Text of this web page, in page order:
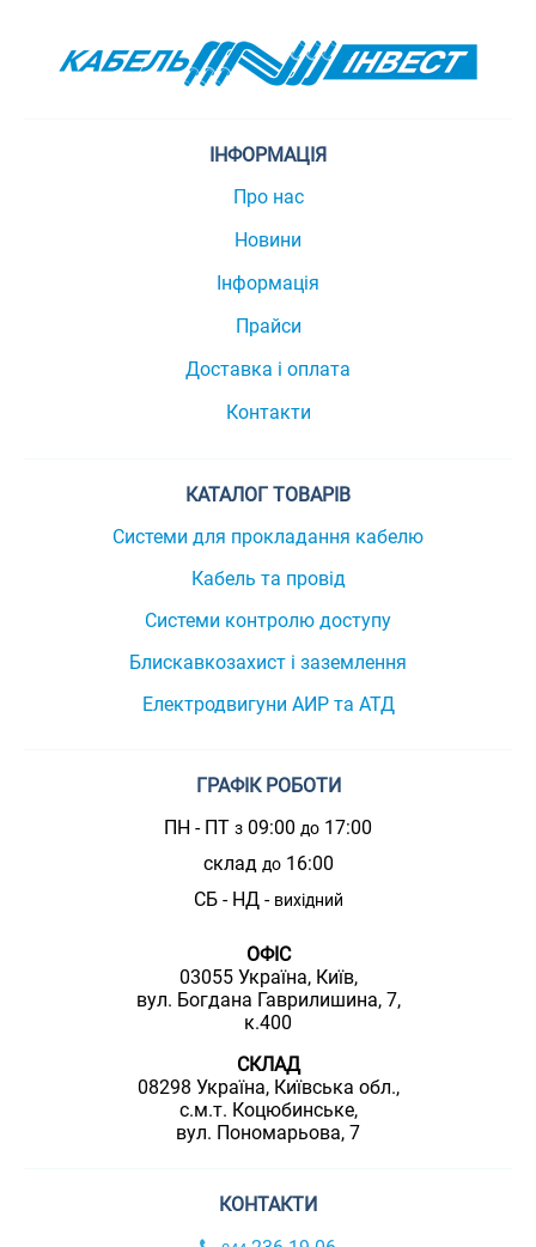
ІНФОРМАЦІЯ
Про нас
Новини
Інформація
Прайси
Доставка і оплата
Контакти
КАТАЛОГ ТОВАРІВ
Системи для прокладання кабелю
Кабель та провід
Системи контролю доступу
Блискавкозахист і заземлення
Електродвигуни АИР та АТД
ГРАФІК РОБОТИ
ПН - ПТ з 09:00 до 17:00
склад до16:00
СБ - НД - вихідний
ОФІС
03055 Україна, Київ,
вул. Богдана Гаврилишина, 7,
к.400
СКЛАД
08298 Україна, Київська обл.,
с.м.т. Коцюбинське,
вул. Пономарьова, 7
КОНТАКТИ